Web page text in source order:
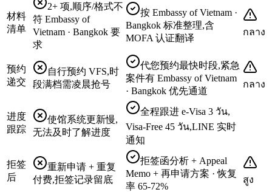
材料
清单
2+ 项,顺序/格式不
符 Embassy of
Vietnam · Bangkok 要
求
按 Embassy of Vietnam ·
Bangkok 标准整理,含
MOFA 认证翻译
กลาง
预约
递交
自行预约 VFS,时
段满档需凌晨抢号
代您预约最快时段,紧急
案件有 Embassy of Vietnam
· Bangkok 优先通道
กลาง
进度
跟踪
使馆系统更新慢,
无法及时了解进度
全程跟进 e-Visa 3 วัน,
Visa-Free 45 วัน,LINE 实时
通知
拒签
后
重新申请 + 重复
付费,拒签记录留底
拒签函分析 + Appeal
Memo + 再申请方案 · 恢复
率 65-72%
สูง